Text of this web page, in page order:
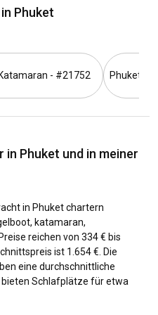
Phuket zu chartern, die
und Routen
nahegelegenen Inseln
Die spektakuläre Phang
in Phuket. Die
Segelreviere wie die
Marina, die
bieten.
eine Yacht in Phuket zu
Phuket
- #21752 Phuket
Phuket und in meiner
in Phuket chartern
katamaran,
reichen von 334 € bis
ist 1.654 €. Die
eine durchschnittliche
bieten Schlafplätze für etwa